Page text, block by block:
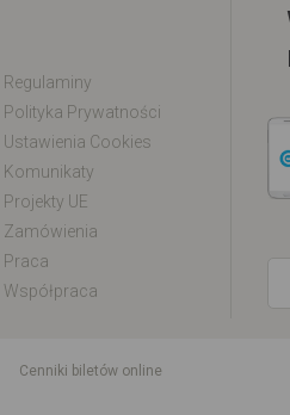
Regulaminy
Polityka Prywatności
Ustawienia Cookies
Komunikaty
Projekty UE
Zamówienia
Praca
Współpraca
Cenniki biletów online